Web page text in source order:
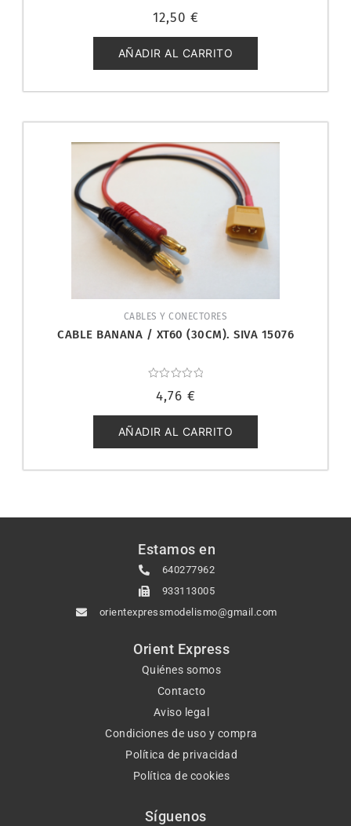
con
de
5
12,50 €
AÑADIR AL CARRITO
CABLES Y CONECTORES
CABLE BANANA / XT60 (30CM). SIVA 15076
con
de
5
4,76 €
AÑADIR AL CARRITO
Estamos en
640277962
933113005
orientexpressmodelismo@gmail.com
Orient Express
Quiénes somos
Contacto
Aviso legal
Condiciones de uso y compra
Política de privacidad
Política de cookies
Síguenos